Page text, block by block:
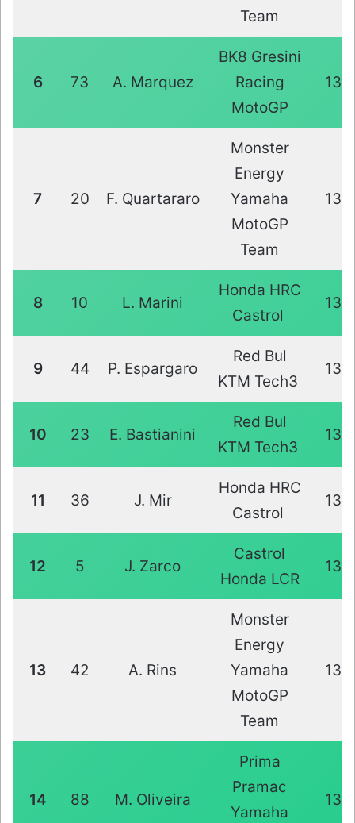
Team
6 73 A. Marquez
BK8 Gresini
Racing
MotoGP
13
7 20 F. Quartararo
Monster
Energy
Yamaha
MotoGP
Team
13
8 10 L. Marini
Honda HRC
Castrol
13
9 44 P. Espargaro
Red Bul
KTM Tech3
13
10 23 E. Bastianini
Red Bul
KTM Tech3
13
11 36 J. Mir
Honda HRC
Castrol
13
12 5 J. Zarco
Castrol
Honda LCR
13
13 42 A. Rins
Monster
Energy
Yamaha
MotoGP
Team
13
14 88 M. Oliveira
Prima
Pramac
Yamaha
13